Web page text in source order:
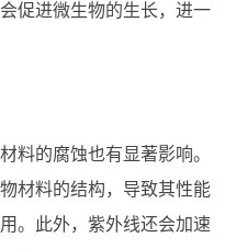
促进微生物的生长，进一
料的腐蚀也有显著影响。
材料的结构，导致其性能
。此外，紫外线还会加速